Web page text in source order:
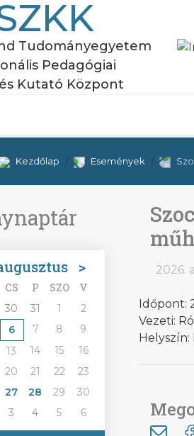
Tudományegyetem
Pedagógiai
Kutató Központ
Kezdőlap Események
>
CS P SZO V
30 31 1
2
6 7 8
9
13 14 15
16
20 21 22
23
27 28 29
30
3 4 5 6
2026.
Időpont:
Vezeti:
Helyszín: